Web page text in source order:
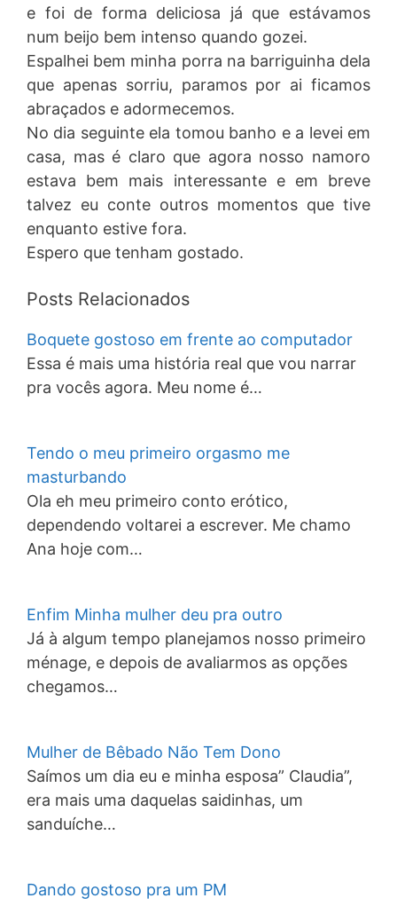
e foi de forma deliciosa já que estávamos
num beijo bem intenso quando gozei.
Espalhei bem minha porra na barriguinha dela
que apenas sorriu, paramos por ai ficamos
abraçados e adormecemos.
No dia seguinte ela tomou banho e a levei em
casa, mas é claro que agora nosso namoro
estava bem mais interessante e em breve
talvez eu conte outros momentos que tive
enquanto estive fora.
Espero que tenham gostado.
Posts Relacionados
Boquete gostoso em frente ao computador
Essa é mais uma história real que vou narrar
pra vocês agora. Meu nome é…
Tendo o meu primeiro orgasmo me
masturbando
Ola eh meu primeiro conto erótico,
dependendo voltarei a escrever. Me chamo
Ana hoje com…
Enfim Minha mulher deu pra outro
Já à algum tempo planejamos nosso primeiro
ménage, e depois de avaliarmos as opções
chegamos…
Mulher de Bêbado Não Tem Dono
Saímos um dia eu e minha esposa” Claudia”,
era mais uma daquelas saidinhas, um
sanduíche…
Dando gostoso pra um PM